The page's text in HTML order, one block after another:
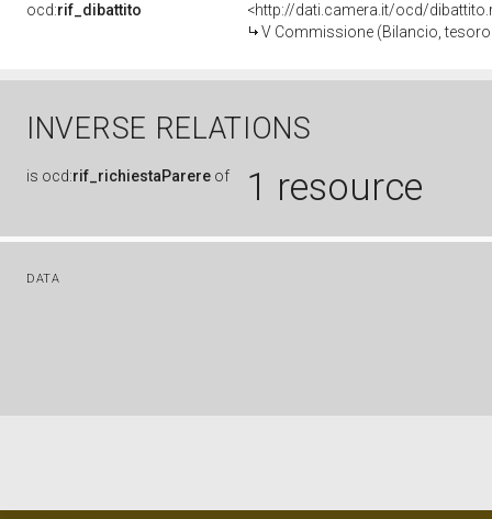
ocd:rif_dibattito
<http://dati.camera.it/ocd/
V Commissione (Bilancio,
INVERSE RELATIONS
is ocd:rif_richiestaParere of 1 resource
DATA